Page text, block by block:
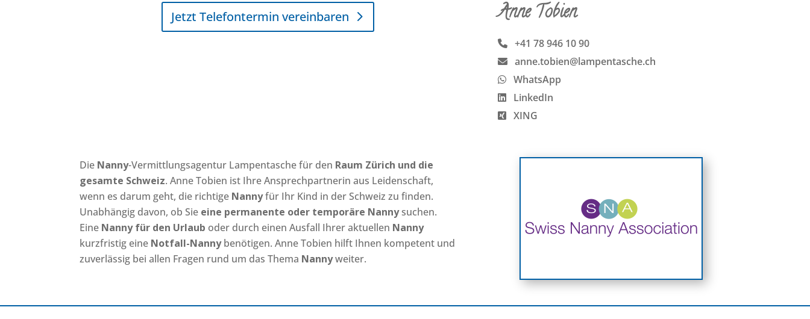
Jetzt Telefontermin vereinbaren Anne Tobien
+41 78 946 10 90
anne.tobien@lampentasche.ch
WhatsApp
LinkedIn
XING
Die Nanny-Vermittlungsagentur Lampentasche für den Raum Zürich und die
gesamte Schweiz. Anne Tobien ist Ihre Ansprechpartnerin aus Leidenschaft,
wenn es darum geht, die richtige Nannyfür Ihr Kind in der Schweiz zu finden.
Unabhängig davon, ob Sie eine permanente oder temporäre Nannysuchen.
Eine Nanny für den Urlaub oder durch einen Ausfall Ihrer aktuellen Nanny
kurzfristig eine Notfall-Nannybenötigen. Anne Tobien hilft Ihnen kompetent und
zuverlässig bei allen Fragen rund um das Thema Nannyweiter.